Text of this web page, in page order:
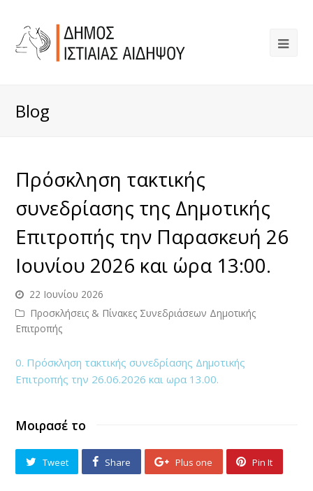
Blog
Πρόσκληση τακτικής
συνεδρίασης της Δημοτικής
Επιτροπής την Παρασκευή 26
Ιουνίου 2026 και ώρα 13:00.
22 Ιουνίου 2026
Προσκλήσεις & Πίνακες Συνεδριάσεων Δημοτικής
Επιτροπής
0. Πρόσκληση τακτικής συνεδρίασης Δημοτικής
Επιτροπής την 26.06.2026 και ωρα 13.00.
Μοιρασέ το
Tweet Share Plus one Pin It